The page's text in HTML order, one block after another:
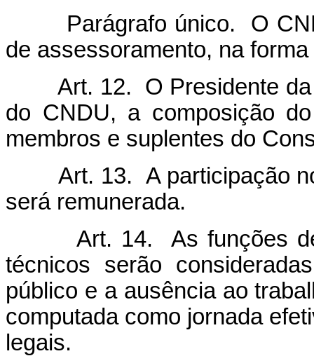
Parágrafo único. O
de assessoramento, na
Art. 12. O Presidente
do CNDU, a composição
membros e suplentes do
Art. 13. A participação
será remunerada.
Art. 14. As funções
técnicos serão
público e a ausência ao
computada como jornada
legais.